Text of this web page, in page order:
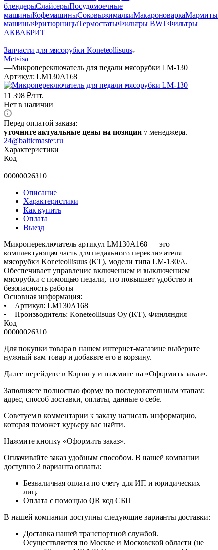
блендерыСлайсерыПосудомоечные
машиныКофемашиныСоковыжималкиМакароноваркаМармиты
машиныФритюрницыТермостатыФильтры BWTФильтры
АКВАБРИТ
—
Запчасти для мясорубки Koneteollisuus
Metvisa
—Микропереключатель для педали мясорубки LM-130
Артикул: LM130A168
11 398 ₽/шт.
Нет в наличии
Перед оплатой заказа:
уточните актуальные цены на позиции у менеджера.
24@balticmaster.ru
Характеристики
Код
—
00000026310
Описание
Характеристики
Как купить
Оплата
Выезд
Микропереключатель артикул LM130A168 — это
комплектующая часть для педального переключателя
мясорубки Koneteollisuus (KT), модели типа LM-130/A.
Обеспечивает управление включением и выключением
мясорубки с помощью педали, что повышает удобство и
безопасность работы
Основная информация:
• Артикул: LM130A168
• Производитель: Koneteollisuus Oy (KT), Финляндия
Код
00000026310
Для покупки товара в нашем интернет-магазине выберите
нужный вам товар и добавьте его в корзину.
Далее перейдите в Корзину и нажмите на «Оформить заказ».
​​​​​​​Заполняете полностью форму по последовательным этапам:
адрес, способ доставки, оплаты, данные о себе.
​​​​​​​Советуем в комментарии к заказу написать информацию,
которая поможет курьеру вас найти.
​​​​​​​Нажмите кнопку «Оформить заказ».
Оплачивайте заказ удобным способом. В нашей компании
доступно 2 варианта оплаты:
Безналичная оплата по счету для ИП и юридических
лиц.
Оплата с помощью QR код СБП
В нашей компании доступны следующие варианты доставки:
Доставка нашей транспортной службой.
Осуществляется по Москве и Московской области (не